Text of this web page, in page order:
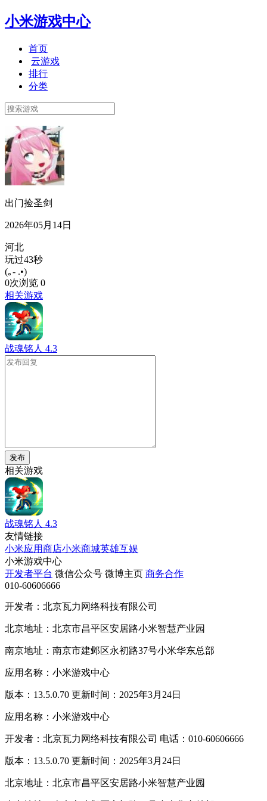
小米游戏中心
首页
云游戏
排行
分类
出门捡圣剑
2026年05月14日
河北
玩过43秒
(｡- .•)
0次浏览 0
相关游戏
战魂铭人 4.3
发布
相关游戏
战魂铭人 4.3
友情链接
小米应用商店小米商城英雄互娱
小米游戏中心
开发者平台 微信公众号 微博主页 商务合作
010-60606666
开发者：北京瓦力网络科技有限公司
北京地址：北京市昌平区安居路小米智慧产业园
南京地址：南京市建邺区永初路37号小米华东总部
应用名称：小米游戏中心
版本：13.5.0.70 更新时间：2025年3月24日
应用名称：小米游戏中心
开发者：北京瓦力网络科技有限公司 电话：010-60606666
版本：13.5.0.70 更新时间：2025年3月24日
北京地址：北京市昌平区安居路小米智慧产业园